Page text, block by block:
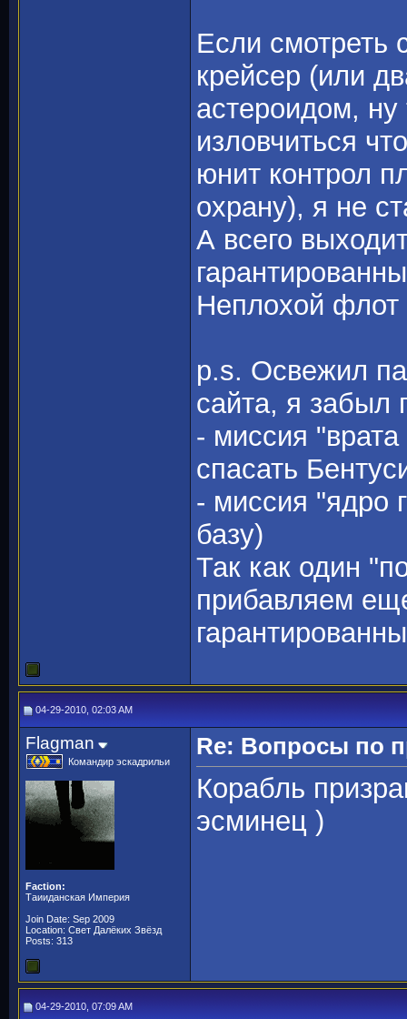
Если
крейсер (или
астероидом,
изловчиться
юнит контрол
охрану), я не
А всего
Неплохой флот
p.s. Освежил
сайта, я забыл
- миссия
спасать
- миссия "ядро
базу)
Так как один
прибавляем
04-29-2010, 02:03 AM
Flagman
Командир эскадрильи
Faction:
Таииданская Империя
Join Date: Sep 2009
Location: Свет Далёких Звёзд
Posts: 313
Re: Вопросы по
Корабль
эсминец )
04-29-2010, 07:09 AM